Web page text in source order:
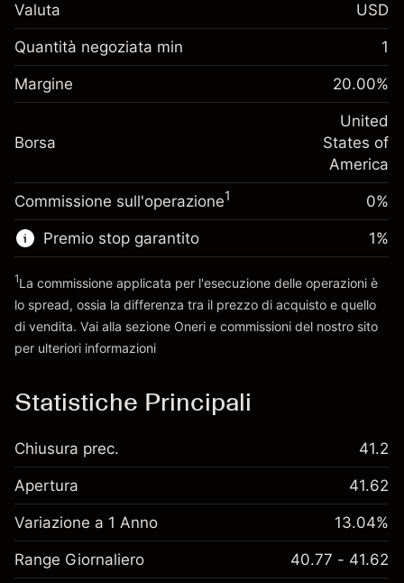
investimento
Adeguamento
finanziamento overnight
Oneri per l'intero valore della
-0.021568
%
(-$1.08)
Dimensione dell'operazione a leva
Denaro da leva ~
$4,000.00
Vai alla piattaforma
Margine. Il tuo
investimento
$1,000.00
posizione
-0.000654
%
(-$0.03)
Dimensione dell'operazione a leva
~$5,000.00
Denaro da leva ~
Vai alla piattaforma
Valuta USD
Quantità negoziata min 1
Margine 20.00%
Borsa
United
States of
America
Commissione sull'operazione1 0%
Premio stop garantito 1%
1La commissione applicata per l'esecuzione delle operazioni è
lo spread, ossia la differenza tra il prezzo di acquisto e quello
di vendita. Vai alla sezione Oneri e commissioni del nostro sito
per ulteriori informazioni
Statistiche Principali
Chiusura prec. 41.2
Apertura 41.62
Variazione a 1 Anno 13.04%
Range Giornaliero 40.77 - 41.62